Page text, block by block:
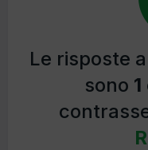
Le risposte
sono 1